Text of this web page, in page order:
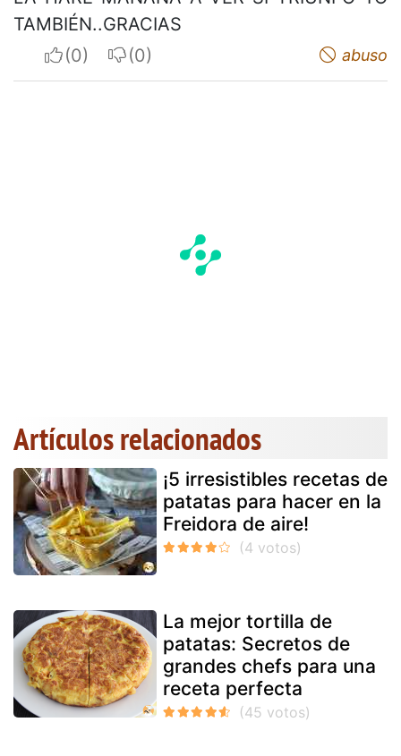
TAMBIÉN..GRACIAS
I apreciateI do not appreciate abuso
Artículos relacionados
¡5 irresistibles recetas de
patatas para hacer en la
Freidora de aire!
La mejor tortilla de
patatas: Secretos de
grandes chefs para una
receta perfecta